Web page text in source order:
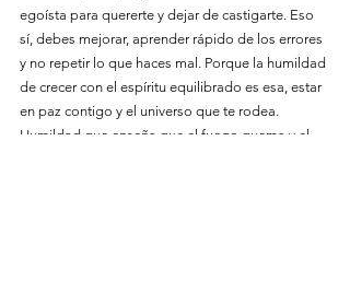
egoísta para quererte y dejar de castigarte. Eso
sí, debes mejorar, aprender rápido de los errores
y no repetir lo que haces mal. Porque la humildad
de crecer con el espíritu equilibrado es esa, estar
en paz contigo y el universo que te rodea.
Humildad que enseña que el fuego quema y el